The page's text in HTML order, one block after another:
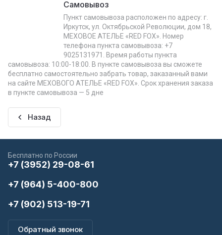
Самовывоз
Пункт самовывоза расположен по адресу: г.
Иркутск, ул. Октябрьской Революции, дом 18,
МЕХОВОЕ АТЕЛЬЕ «RED FOX». Номер
телефона пункта самовывоза: +7
9025131971. Время работы пункта
самовывоза: 10:00-18:00. В пункте самовывоза вы сможете
бесплатно самостоятельно забрать товар, заказанный вами
на сайте МЕХОВОГО АТЕЛЬЕ «RED FOX». Срок хранения заказа
в пункте самовывоза — 5 дне
Назад
Бесплатно по России
+7 (3952) 29-08-61
+7 (964) 5-400-800
+7 (902) 513-19-71
Обратный звонок